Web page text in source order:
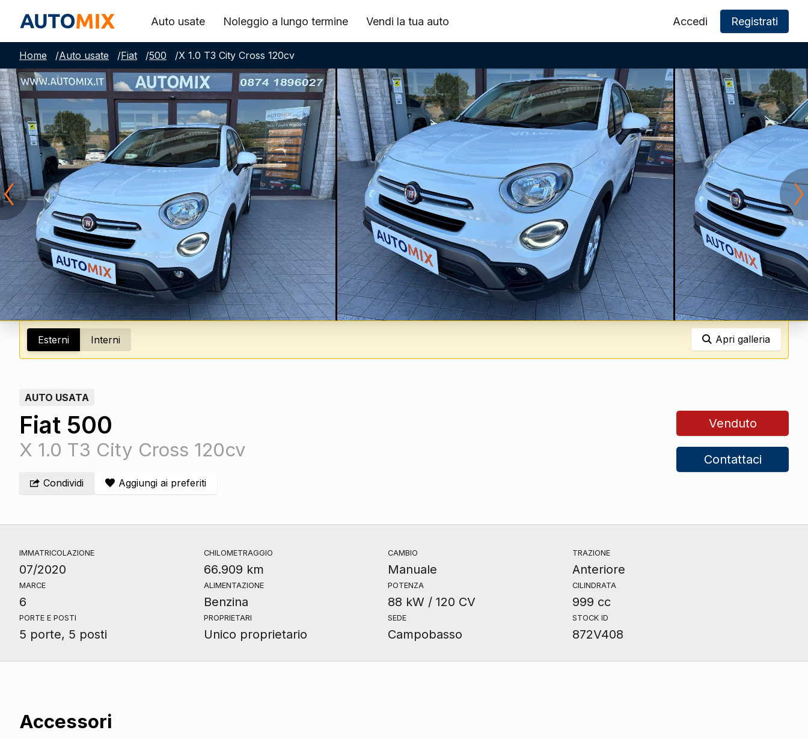
Auto usate Noleggio a lungo termine Vendi la tua auto Accedi Registrati
Home /Auto usate /Fiat /500 /X 1.0 T3 City Cross 120cv
Esterni Interni Apri galleria
AUTO USATA
Fiat 500
X 1.0 T3 City Cross 120cv
Condividi Aggiungi ai preferiti
Venduto
Contattaci
IMMATRICOLAZIONE
07/2020
CHILOMETRAGGIO
66.909 km
CAMBIO
Manuale
TRAZIONE
Anteriore
MARCE
6
ALIMENTAZIONE
Benzina
POTENZA
88 kW / 120 CV
CILINDRATA
999 cc
PORTE E POSTI
5 porte, 5 posti
PROPRIETARI
Unico proprietario
SEDE
Campobasso
STOCK ID
872V408
Accessori